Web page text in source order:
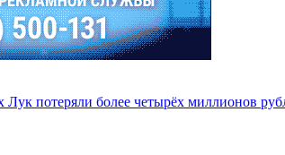
потеряли более четырёх миллионов